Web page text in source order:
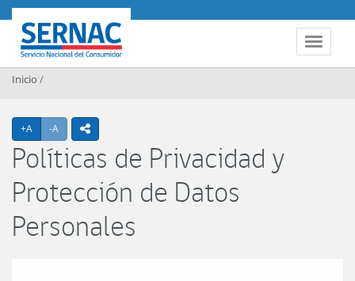
Contenido principal
Toggle
SERNAC
Inicio /
+A Agrandar texto
-A Achicar textoicono compartir
Políticas de Privacidad y
Protección de Datos
Personales